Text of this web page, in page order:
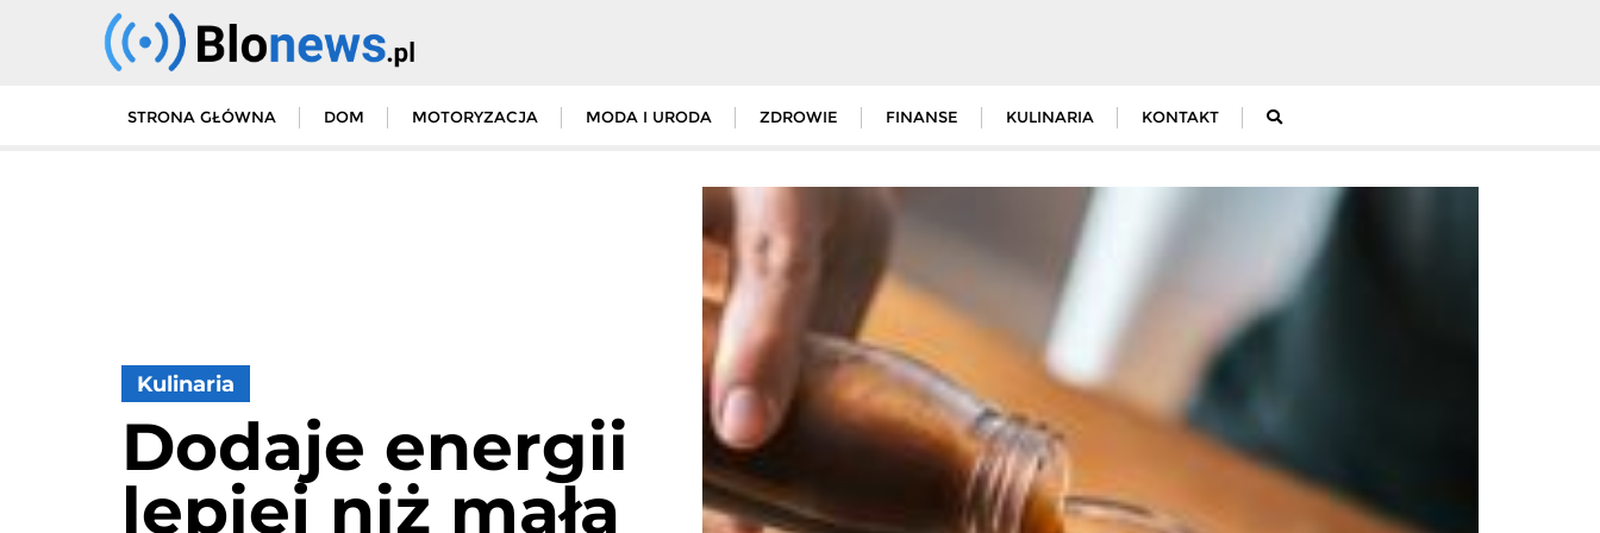
STRONA GŁÓWNA DOM MOTORYZACJA MODA I URODA ZDROWIE FINANSE KULINARIA KONTAKT
Kulinaria
Dodaje energii
lepiej niż mała